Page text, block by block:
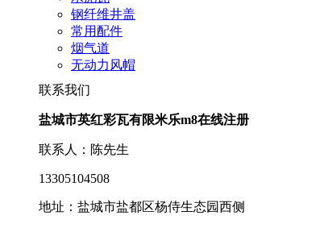
钢纤维井盖
常用配件
烟气道
无动力风帽
联系我们
盐城市英红彩瓦有限米乐m8在线注册
联系人：陈先生
13305104508
地址：盐城市盐都区杨侍生态园西侧